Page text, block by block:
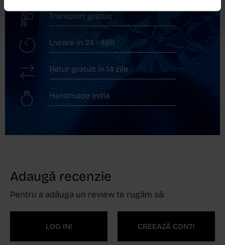
Transport gratuit
Livrare în 24 - 48h
Retur gratuit în 14 zile
Handmade India
Adaugă recenzie
Pentru a adăuga un review te rugăm să:
LOG IN! CREEAZĂ CONT!